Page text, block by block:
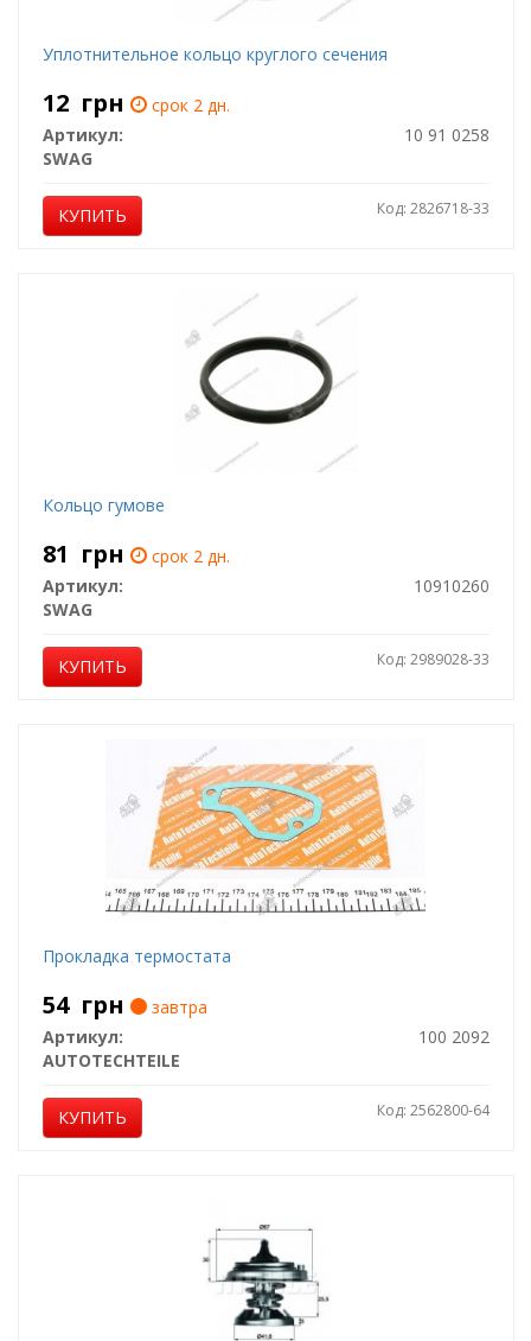
Уплотнительное кольцо круглого сечения
12 грн
срок 2 дн.
Артикул:
10 91 0258
SWAG
КУПИТЬ Код: 2826718-33
Кольцо гумове
81 грн
срок 2 дн.
Артикул:
10910260
SWAG
КУПИТЬ Код: 2989028-33
Прокладка термостата
54 грн
завтра
Артикул:
100 2092
AUTOTECHTEILE
КУПИТЬ Код: 2562800-64